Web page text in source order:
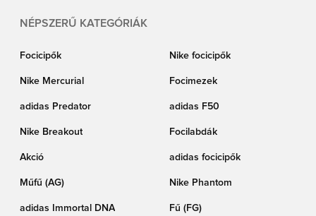
NÉPSZERŰ KATEGÓRIÁK
Focicipők Nike focicipők
Nike Mercurial Focimezek
adidas Predator adidas F50
Nike Breakout Focilabdák
Akció adidas focicipők
Műfű (AG) Nike Phantom
adidas Immortal DNA Fű (FG)